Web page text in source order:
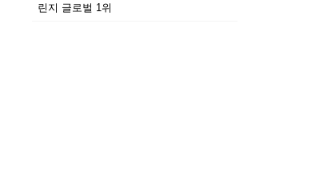
린지 글로벌 1위